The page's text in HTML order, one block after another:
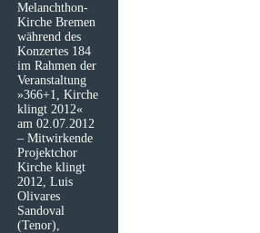
Melanchthon-
Kirche Bremen
während des
Konzertes 184
im Rahmen der
Veranstaltung
»366+1, Kirche
klingt 2012«
am 02.07.2012
– Mitwirkende
Projektchor
Kirche klingt
2012, Luis
Olivares
Sandoval
(Tenor),